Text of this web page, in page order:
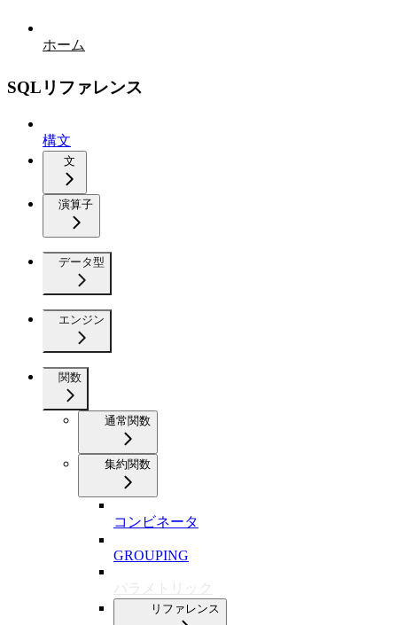
ホーム
SQLリファレンス
構文
文
演算子
データ型
エンジン
関数
通常関数
集約関数
コンビネータ
GROUPING
パラメトリック
リファレンス